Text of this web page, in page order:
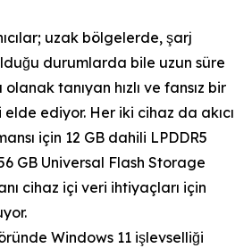
uzak bölgelerde, şarj
olduğu durumlarda bile uzun süre
tanıyan hızlı ve fansız bir
ediyor. Her iki cihaz da akıcı
için 12 GB dahili LPDDR5
GB Universal Flash Storage
cihaz içi veri ihtiyaçları için
Windows 11 işlevselliği